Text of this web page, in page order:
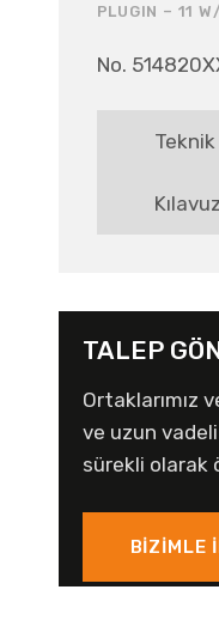
PLUGIN – 11
No.
TALEP
Ortaklarımız
ve uzun
sürekli olarak
BIZIMLE